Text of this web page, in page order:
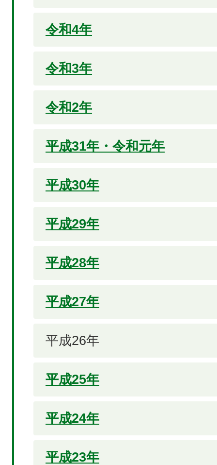
令和4年
令和3年
令和2年
平成31年・令和元年
平成30年
平成29年
平成28年
平成27年
平成26年
平成25年
平成24年
平成23年